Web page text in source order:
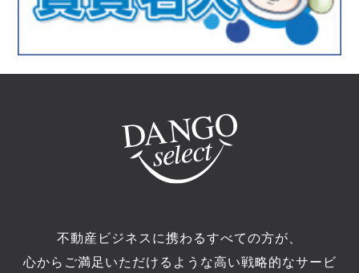
不動産ビジネスに携わるすべての方が、
心からご満足いただけるような高い戦略的なサービ